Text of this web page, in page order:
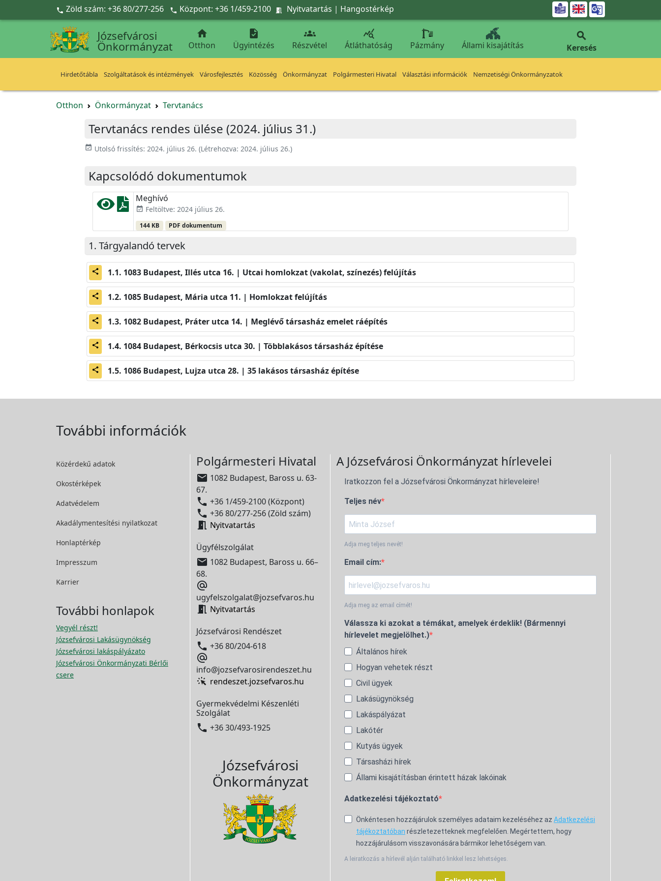
Ugrás a fő tartalomra
 Zöld szám: +36 80/277-256  Központ: +36 1/459-2100  Nyitvatartás | Hangostérkép 
Józsefvárosi
Önkormányzat

Otthon

Ügyintézés

Részvétel

Átláthatóság Pázmány Állami kisajátítás

Keresés
Hirdetőtábla Szolgáltatások és intézmények Városfejlesztés Közösség Önkormányzat Polgármesteri Hivatal Választási információk Nemzetiségi Önkormányzatok
Otthon Önkormányzat Tervtanács
Tervtanács rendes ülése (2024. július 31.)
event_available Utolsó frissítés: 2024. július 26. (Létrehozva: 2024. július 26.)
Kapcsolódó dokumentumok
Meghívó
event_available Feltöltve: 2024 július 26.
144 KB PDF dokumentum
Tárgyalandó tervek
share 1083 Budapest, Illés utca 16. | Utcai homlokzat (vakolat, színezés) felújítás
share 1085 Budapest, Mária utca 11. | Homlokzat felújítás
share 1082 Budapest, Práter utca 14. | Meglévő társasház emelet ráépítés
share 1084 Budapest, Bérkocsis utca 30. | Többlakásos társasház építése
share 1086 Budapest, Lujza utca 28. | 35 lakásos társasház építése
További információk
Közérdekű adatok
Okostérképek
Adatvédelem
Akadálymentesítési nyilatkozat
Honlaptérkép
Impresszum
Karrier
További honlapok
Vegyél részt!
Józsefvárosi Lakásügynökség
Józsefvárosi lakáspályázato
Józsefvárosi Önkormányzati Bérlői
csere
Polgármesteri Hivatal
 1082 Budapest, Baross u. 63-
67.
 +36 1/459-2100 (Központ)
 +36 80/277-256 (Zöld szám)
 Nyitvatartás
Ügyfélszolgálat
 1082 Budapest, Baross u. 66–
68.

ugyfelszolgalat@jozsefvaros.hu
 Nyitvatartás
Józsefvárosi Rendészet
 +36 80/204-618

info@jozsefvarosirendeszet.hu
rendeszet.jozsefvaros.hu
Gyermekvédelmi Készenléti
Szolgálat
 +36 30/493-1925
Józsefvárosi
Önkormányzat
A Józsefvárosi Önkormányzat hírlevelei
Iratkozzon fel a Józsefvárosi Önkormányzat hírleveleire!
Teljes név
Adja meg teljes nevét!
Email cím:
Adja meg az email címét!
Válassza ki azokat a témákat, amelyek érdeklik! (Bármennyi
hírlevelet megjelölhet.)
Általános hírek
Hogyan vehetek részt
Civil ügyek
Lakásügynökség
Lakáspályázat
Lakótér
Kutyás ügyek
Társasházi hírek
Állami kisajátításban érintett házak lakóinak
Adatkezelési tájékoztató
Önkéntesen hozzájárulok személyes adataim kezeléséhez az Adatkezelési
tájékoztatóban részletezetteknek megfelelően. Megértettem, hogy
hozzájárulásom visszavonására bármikor lehetőségem van.
A leiratkozás a hírlevél alján található linkkel lesz lehetséges.